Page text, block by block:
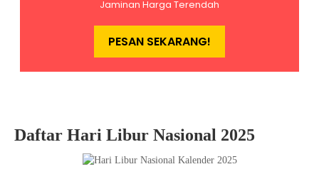
Daftar Hari Libur Nasional 2025